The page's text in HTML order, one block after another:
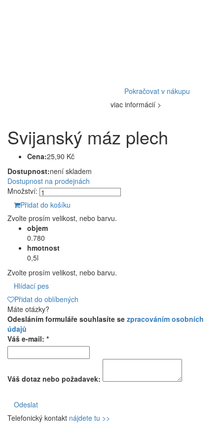
Pokračovat v nákupu
Svijanský máz plech
Cena:25,90 Kč
Dostupnost:není skladem
Dostupnost na prodejnách
Množství:
Přidat do košíku
Zvolte prosím velikost, nebo barvu.
objem
0.780
hmotnost
0,5l
Zvolte prosím velikost, nebo barvu.
Hlídací pes
Přidat do oblíbených
viac informácií >
Máte otázky?
Odesláním formuláře souhlasíte se zpracováním osobních
údajů
Váš e-mail: *
Váš dotaz nebo požadavek:
Odeslat
Telefonický kontakt nájdete tu >>